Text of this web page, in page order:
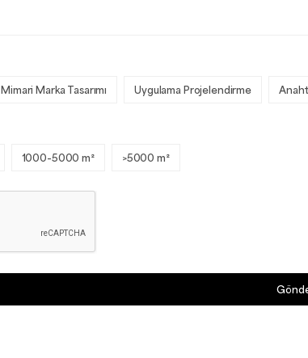
Mimari Marka Tasarımı Uygulama Projelendirme
1000-5000 m² >5000 m²